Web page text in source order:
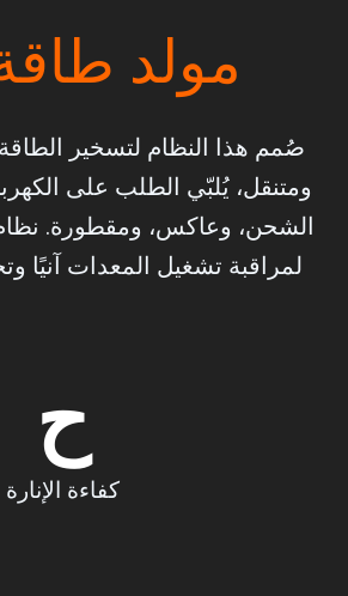
مولد
صُمم هذا النظام لتسخير
ومتنقل، يُلبّي الطلب على
لمراقبة تشغيل المعدات آنيًا
كفاءة الإنارة
ح